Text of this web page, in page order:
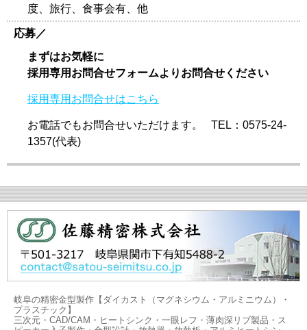
度、旅行、食事会有、他
応募／
まずはお気軽に
採用専用お問合せフォームよりお問合せください
採用専用お問合せはこちら
お電話でもお問合せいただけます。 TEL：0575-24-
1357(代表)
岐阜の精密金型製作【ダイカスト（マグネシウム・アルミニウム）・
プラスチック】
三次元・CAD/CAM・ヒートシンク・一眼レフ・薄肉深リブ製品・ス